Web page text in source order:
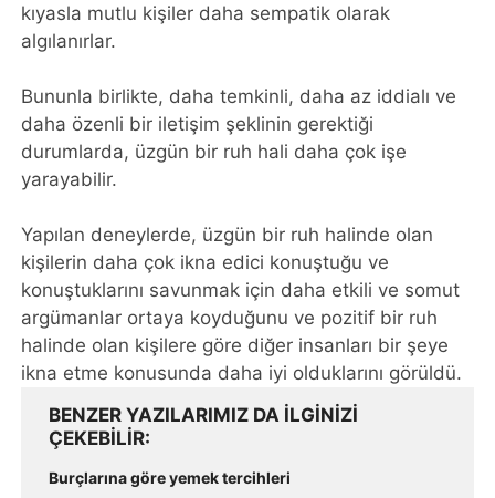
kıyasla mutlu kişiler daha sempatik olarak
algılanırlar.
Bununla birlikte, daha temkinli, daha az iddialı ve
daha özenli bir iletişim şeklinin gerektiği
durumlarda, üzgün bir ruh hali daha çok işe
yarayabilir.
Yapılan deneylerde, üzgün bir ruh halinde olan
kişilerin daha çok ikna edici konuştuğu ve
konuştuklarını savunmak için daha etkili ve somut
argümanlar ortaya koyduğunu ve pozitif bir ruh
halinde olan kişilere göre diğer insanları bir şeye
ikna etme konusunda daha iyi olduklarını görüldü.
BENZER YAZILARIMIZ DA ILGINIZI
ÇEKEBILIR
Burçlarına göre yemek tercihleri